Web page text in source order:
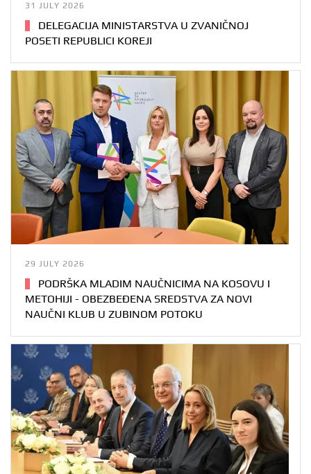
31 JULY 2026
DELEGACIJA MINISTARSTVA U ZVANIČNOJ
POSETI REPUBLICI KOREJI
29 JULY 2026
PODRŠKA MLADIM NAUČNICIMA NA KOSOVU I
METOHIJI - OBEZBEĐENA SREDSTVA ZA NOVI
NAUČNI KLUB U ZUBINOM POTOKU